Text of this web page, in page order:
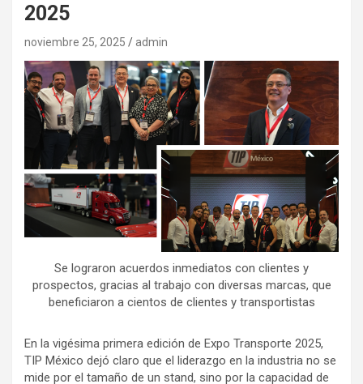
2025
noviembre 25, 2025 admin
Se lograron acuerdos inmediatos con clientes y
prospectos, gracias al trabajo con diversas marcas, que
beneficiaron a cientos de clientes y transportistas
En la vigésima primera edición de Expo Transporte 2025,
TIP México dejó claro que el liderazgo en la industria no se
mide por el tamaño de un stand, sino por la capacidad de